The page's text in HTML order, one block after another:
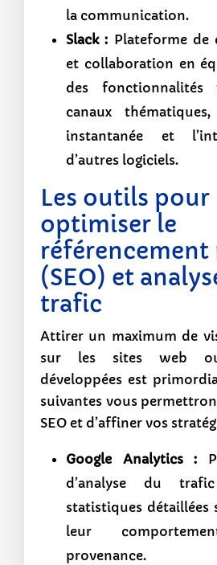
la communication.
Slack : Plateforme de
et collaboration en
des
canaux
instantanée et
d’autres logiciels.
Les outils pour
optimiser le
(SEO) et
trafic
Attirer un maximum de
sur les sites web ou
développées est
suivantes vous
SEO et d’affiner vos
Google Analytics :
d’analyse du
statistiques détaillées
leur
provenance.